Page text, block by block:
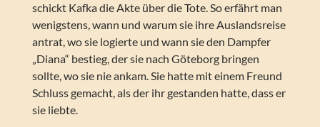
schickt Kafka die Akte über die Tote. So erfährt man
wenigstens, wann und warum sie ihre Auslandsreise
antrat, wo sie logierte und wann sie den Dampfer
„Diana“ bestieg, der sie nach Göteborg bringen
sollte, wo sie nie ankam. Sie hatte mit einem Freund
Schluss gemacht, als der ihr gestanden hatte, dass er
sie liebte.